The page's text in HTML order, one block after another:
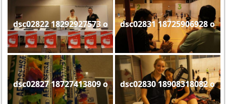
dsc02822 18292927573 o dsc02831 18725906928 o
dsc02827 18727413809 o dsc02830 18908318082 o